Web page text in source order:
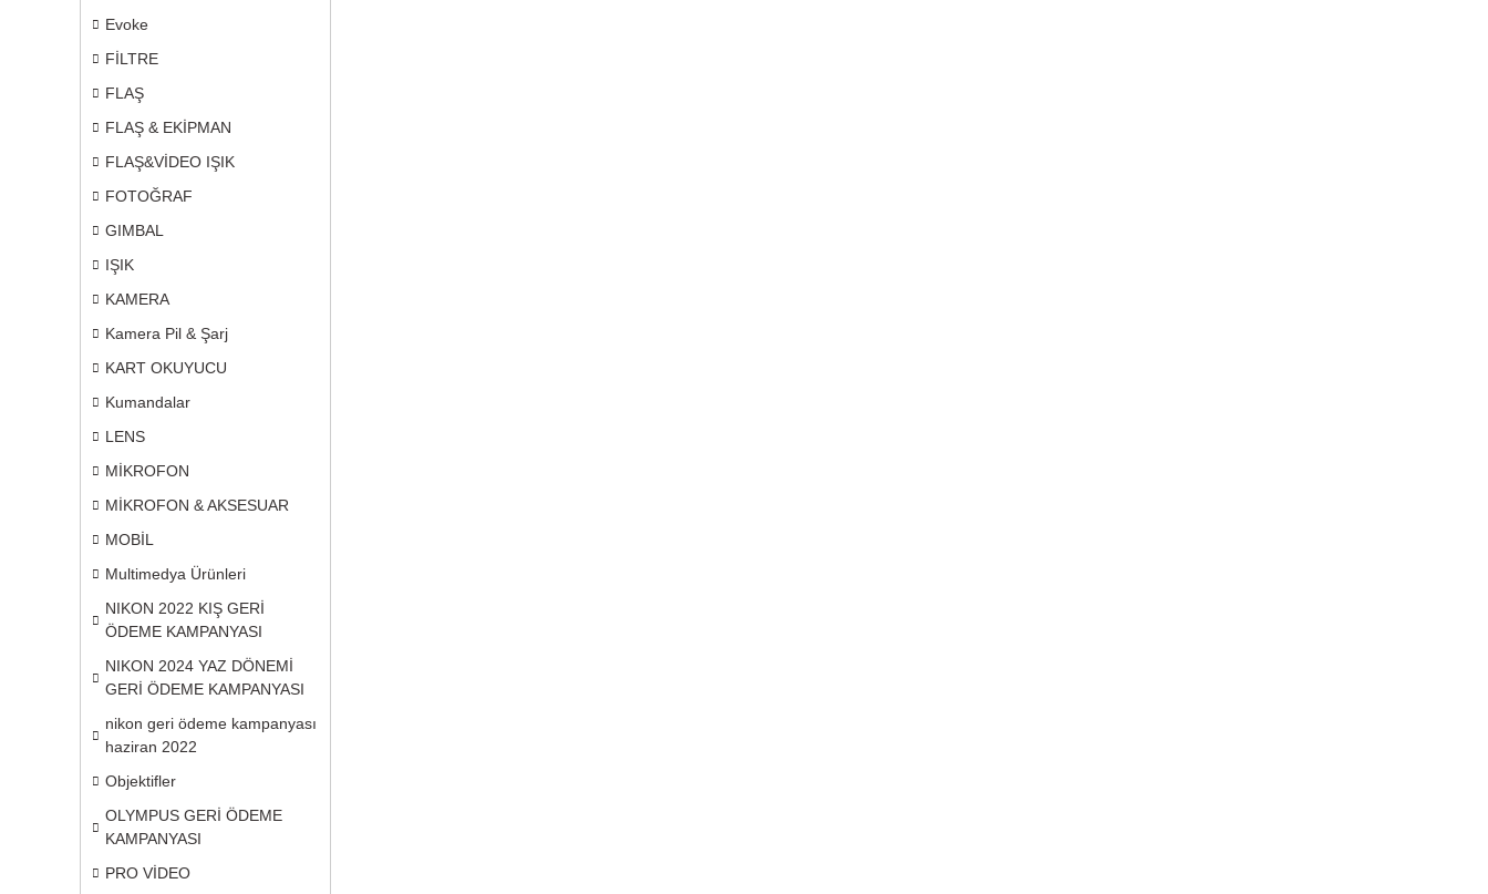
Evoke
FİLTRE
FLAŞ
FLAŞ & EKİPMAN
FLAŞ&VİDEO IŞIK
FOTOĞRAF
GIMBAL
IŞIK
KAMERA
Kamera Pil & Şarj
KART OKUYUCU
Kumandalar
LENS
MİKROFON
MİKROFON & AKSESUAR
MOBİL
Multimedya Ürünleri
NIKON 2022 KIŞ GERİ
ÖDEME KAMPANYASI
NIKON 2024 YAZ DÖNEMİ
GERİ ÖDEME KAMPANYASI
nikon geri ödeme kampanyası
haziran 2022
Objektifler
OLYMPUS GERİ ÖDEME
KAMPANYASI
PRO VİDEO